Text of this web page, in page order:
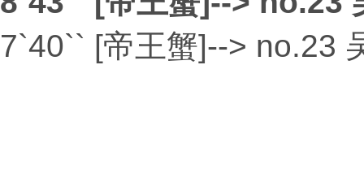
7`40`` [帝王蟹]--> no.23